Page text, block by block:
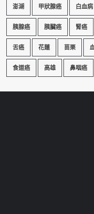
澎湖 甲狀腺癌 白血病
胰腺癌 胰臟癌 腎癌
舌癌 花蓮 苗栗
食道癌 高雄 鼻咽癌